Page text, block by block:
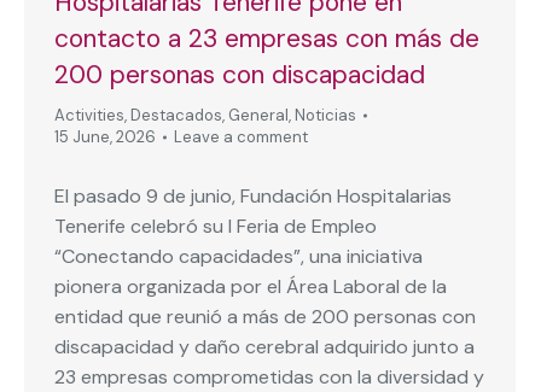
contacto a 23 empresas con más de
200 personas con discapacidad
Activities, Destacados, General, Noticias
15 June, 2026
Leave a comment
El pasado 9 de junio, Fundación Hospitalarias
Tenerife celebró su I Feria de Empleo
“Conectando capacidades”, una iniciativa
pionera organizada por el Área Laboral de la
entidad que reunió a más de 200 personas con
discapacidad y daño cerebral adquirido junto a
23 empresas comprometidas con la diversidad y